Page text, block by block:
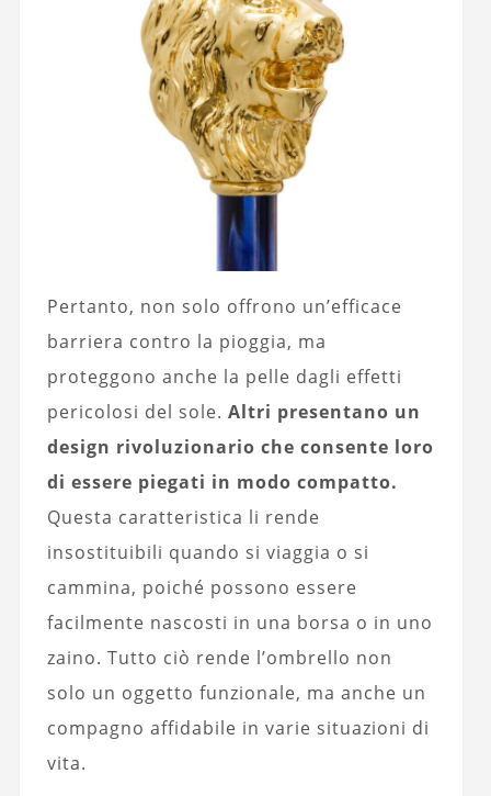
Pertanto, non solo offrono un’efficace
barriera contro la pioggia, ma
proteggono anche la pelle dagli effetti
pericolosi del sole. Altri presentano un
design rivoluzionario che consente loro
di essere piegati in modo compatto.
Questa caratteristica li rende
insostituibili quando si viaggia o si
cammina, poiché possono essere
facilmente nascosti in una borsa o in uno
zaino. Tutto ciò rende l’ombrello non
solo un oggetto funzionale, ma anche un
compagno affidabile in varie situazioni di
vita.